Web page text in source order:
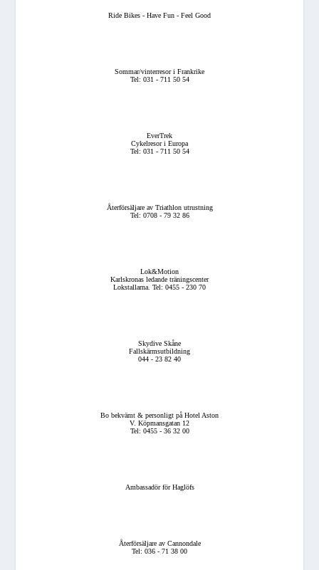
Ride Bikes - Have Fun - Feel Good
Sommar/vinterresor i Frankrike
Tel: 031 - 711 50 54
EverTrek
Cykelresor i Europa
Tel: 031 - 711 50 54
Återförsäljare av Triathlon utrustning
Tel: 0708 - 79 32 86
Lok&Motion
Karlskronas ledande träningscenter
Lokstallarna. Tel: 0455 - 230 70
Skydive Skåne
Fallskärmsutbildning
044 - 23 82 40
Bo bekvämt & personligt på Hotel Aston
V. Köpmansgatan 12
Tel: 0455 - 36 32 00
Ambassadör för Haglöfs
Återförsäljare av Cannondale
Tel: 036 - 71 38 00